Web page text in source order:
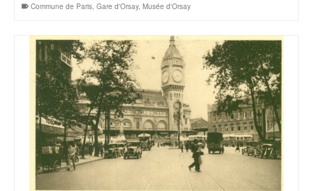
Commune de Paris, Gare d'Orsay, Musée d'Orsay